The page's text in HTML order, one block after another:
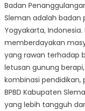
Badan
Sleman adalah badan
Yogyakarta,
memberdayakan
yang rawan terhadap
letusan gunung
kombinasi
BPBD Kabupaten
yang lebih tangguh